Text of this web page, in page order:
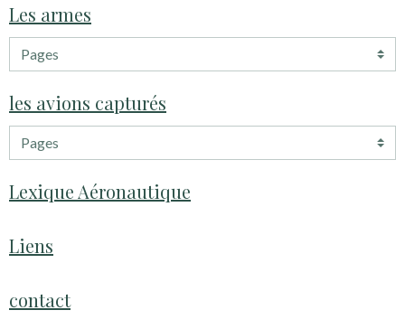
Les armes
les avions capturés
Lexique Aéronautique
Liens
contact